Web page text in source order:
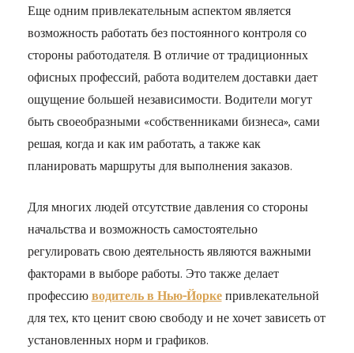
Еще одним привлекательным аспектом является
возможность работать без постоянного контроля со
стороны работодателя. В отличие от традиционных
офисных профессий, работа водителем доставки дает
ощущение большей независимости. Водители могут
быть своеобразными «собственниками бизнеса», сами
решая, когда и как им работать, а также как
планировать маршруты для выполнения заказов.
Для многих людей отсутствие давления со стороны
начальства и возможность самостоятельно
регулировать свою деятельность являются важными
факторами в выборе работы. Это также делает
профессиюводитель в Нью-Йоркепривлекательной
для тех, кто ценит свою свободу и не хочет зависеть от
установленных норм и графиков.